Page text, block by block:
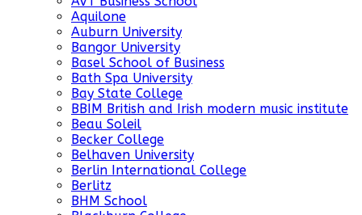
Aquilone
Auburn University
Bangor University
Basel School of Business
Bath Spa University
Bay State College
BBIM British and Irish modern music institute
Beau Soleil
Becker College
Belhaven University
Berlin International College
Berlitz
BHM School